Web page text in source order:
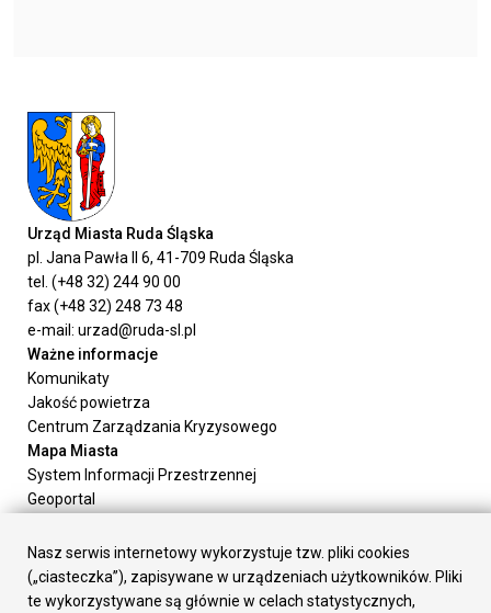
Urząd Miasta Ruda Śląska
pl. Jana Pawła II 6, 41-709 Ruda Śląska
tel. (+48 32) 244 90 00
fax (+48 32) 248 73 48
e-mail: urzad@ruda-sl.pl
Ważne informacje
Komunikaty
Jakość powietrza
Centrum Zarządzania Kryzysowego
Mapa Miasta
System Informacji Przestrzennej
Geoportal
Załatw sprawę
Prezydent Miasta
Rada Miasta
Nasz serwis internetowy wykorzystuje tzw. pliki cookies
(„ciasteczka”), zapisywane w urządzeniach użytkowników. Pliki
te wykorzystywane są głównie w celach statystycznych,